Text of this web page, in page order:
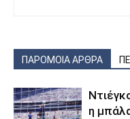
ΠΑΡΟΜΟΙΑ ΑΡΘΡΑ
η